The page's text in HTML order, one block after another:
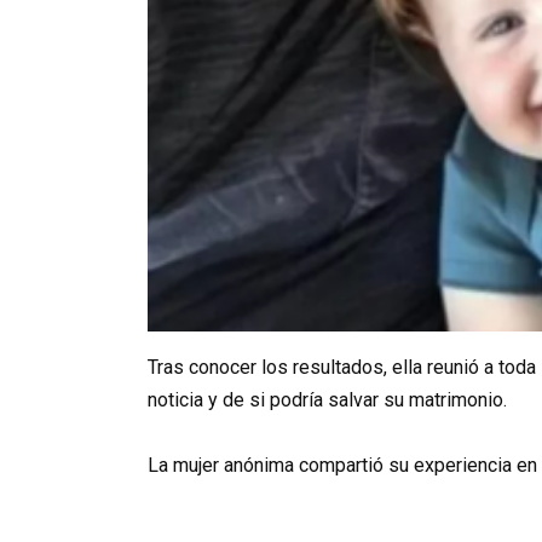
Tras conocer los resultados, ella reunió a
noticia y de si podría salvar su matrimonio.
La mujer anónima compartió su experiencia